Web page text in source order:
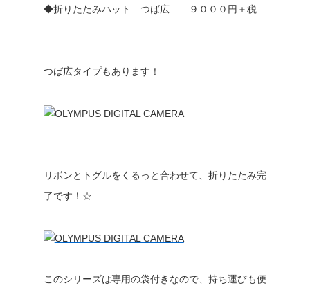
◆折りたたみハット つば広 ９０００円＋税
つば広タイプもあります！
リボンとトグルをくるっと合わせて、折りたたみ完
了です！☆
このシリーズは専用の袋付きなので、持ち運びも便